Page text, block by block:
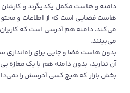
دامنه و هاست مکمل یکدیگرند و
هاست فضایی است که از اطلاعات و
می‌کند، دامنه هم آدرسی است که کاربران
می‌بینند.
بدون هاست فضا و جایی برای راه‌اندازی
آن ندارید، بدون دامنه هم با یک مغازه
بخش بازار که هیچ کسی آدرسش را